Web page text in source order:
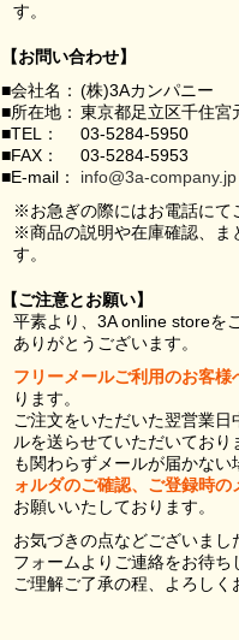
す。
【お問い合わせ】
■会社名： (株)3Aカンパニー
■所在地： 東京都足立区千住
■TEL：
03-5284-5950
■FAX：
03-5284-5953
■E-mail：
info@3a-company.jp
※お急ぎの際にはお電話にて
※商品の説明や在庫確認、ま
す。
【ご注意とお願い】
平素より、3A online storeを
ありがとうございます。
フリーメールご利用のお客様
ります。
ご注文をいただいた翌営業
ルを送らせていただいてお
も関わらずメールが届かない
ォルダのご確認、ご登録時
お願いいたしております。
お気づきの点などございま
フォームよりご連絡をお待ち
ご理解ご了承の程、よろし